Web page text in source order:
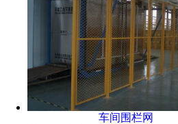
车间围栏网